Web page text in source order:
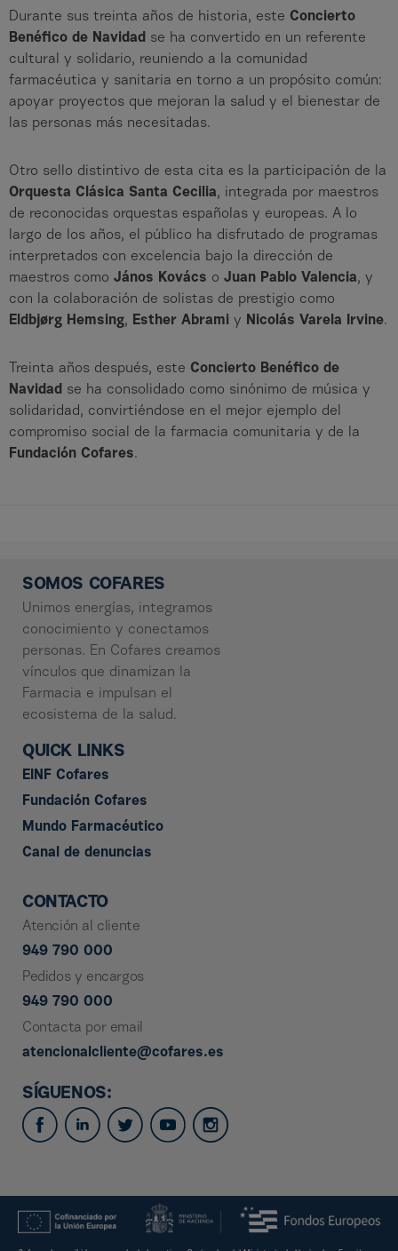
Durante sus treinta años de historia, este Concierto
Benéfico de Navidad se ha convertido en un referente
cultural y solidario, reuniendo a la comunidad
farmacéutica y sanitaria en torno a un propósito común:
apoyar proyectos que mejoran la salud y el bienestar de
las personas más necesitadas.
Otro sello distintivo de esta cita es la participación de la
Orquesta Clásica Santa Cecilia, integrada por maestros
de reconocidas orquestas españolas y europeas. A lo
largo de los años, el público ha disfrutado de programas
interpretados con excelencia bajo la dirección de
maestros como János Kovács o Juan Pablo Valencia, y
con la colaboración de solistas de prestigio como
Eldbjørg Hemsing, Esther Abrami y Nicolás Varela Irvine.
Treinta años después, este Concierto Benéfico de
Navidad se ha consolidado como sinónimo de música y
solidaridad, convirtiéndose en el mejor ejemplo del
compromiso social de la farmacia comunitaria y de la
Fundación Cofares.
SOMOS COFARES
Unimos energías, integramos
conocimiento y conectamos
personas. En Cofares creamos
vínculos que dinamizan la
Farmacia e impulsan el
ecosistema de la salud.
QUICK LINKS
EINF Cofares
Fundación Cofares
Mundo Farmacéutico
Canal de denuncias
CONTACTO
Atención al cliente
949 790 000
Pedidos y encargos
949 790 000
Contacta por email
atencionalcliente@cofares.es
SÍGUENOS: